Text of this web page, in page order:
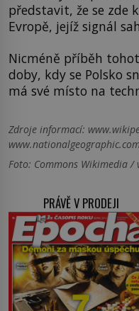
představit, že se zde
Evropě, jejíž signál
Nicméně příběh
doby, kdy se Polsko
má své místo na
Zdroje informací:
Foto: Commons Wikimedia /
PRÁVĚ V PRODEJI